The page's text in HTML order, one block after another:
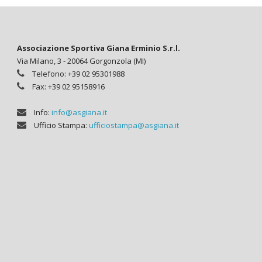
Associazione Sportiva Giana Erminio S.r.l.
Via Milano, 3 - 20064 Gorgonzola (MI)
Telefono: +39 02 95301988
Fax: +39 02 95158916
Info: info@asgiana.it
Ufficio Stampa: ufficiostampa@asgiana.it